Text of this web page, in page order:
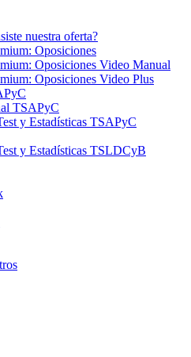
nuestra oferta?
Oposiciones
Oposiciones Video Manual
Oposiciones Video Plus
TSAPyC
y Estadísticas TSAPyC
y Estadísticas TSLDCyB